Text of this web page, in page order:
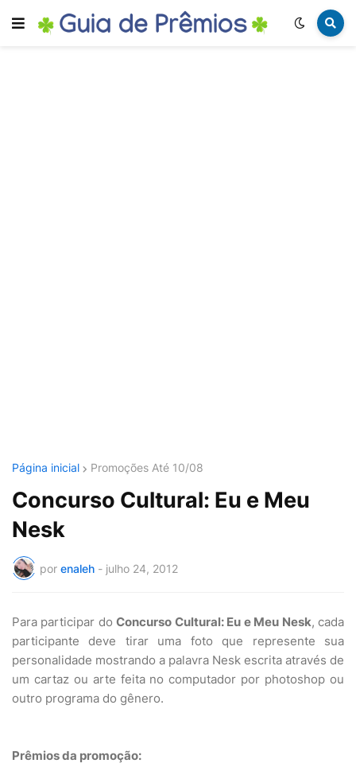
Página inicial Promoções Até 10/08
Concurso Cultural: Eu e Meu
Nesk
por enaleh - julho 24, 2012
Para participar doConcurso Cultural: Eu e Meu Nesk, cada
participante deve tirar uma foto que represente sua
personalidade mostrando a palavra Nesk escrita através de
um cartaz ou arte feita no computador por photoshop ou
outro programa do gênero.
Prêmios da promoção: